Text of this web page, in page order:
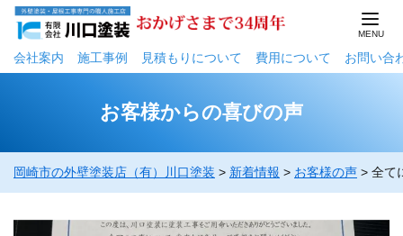
会社案内 施工事例 ⾒積もりについて 費用について お問い合
お客様からの喜びの声
岡崎市の外壁塗装店（有）川口塗装 > 新着情報 > お客様の声 > 全て